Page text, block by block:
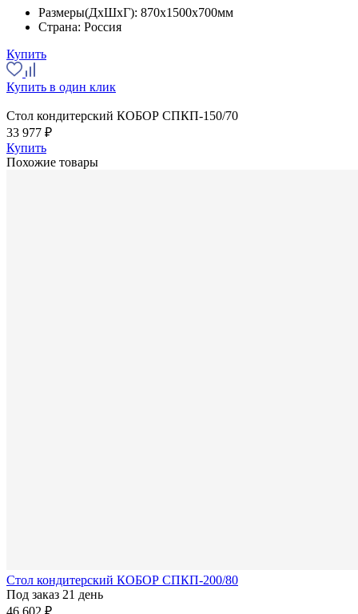
Размеры(ДхШхГ): 870x1500x700мм
Страна: Россия
Купить
Купить в один клик
Стол кондитерский КОБОР СПКП-150/70
33 977 ₽
Купить
Похожие товары
Стол кондитерский КОБОР СПКП-200/80
Под заказ 21 день
46 602 ₽